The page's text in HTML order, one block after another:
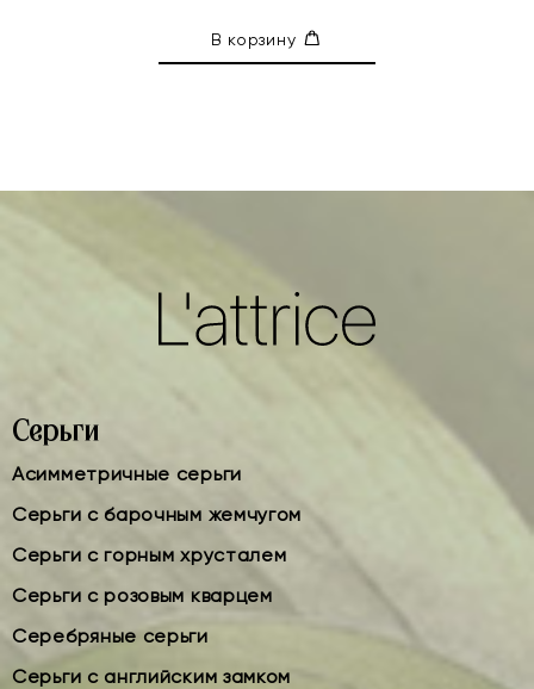
В корзину
Серьги
Асимметричные серьги
Серьги с барочным жемчугом
Серьги с горным хрусталем
Серьги с розовым кварцем
Серебряные серьги
Серьги с английским замком